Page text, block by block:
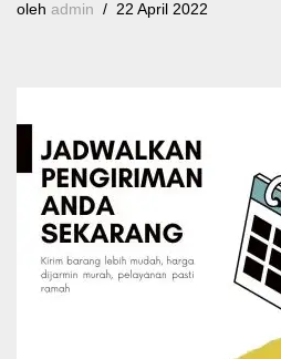
oleh admin 22 April 2022